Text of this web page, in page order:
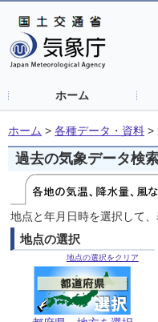
ホーム
ホーム > 各種データ・資料 >
過去の気象データ検
地点と年月日時を選択して
地点の選択
地点の選択をクリア